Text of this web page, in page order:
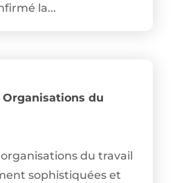
la...
Organisations du
du travail
sophistiquées et